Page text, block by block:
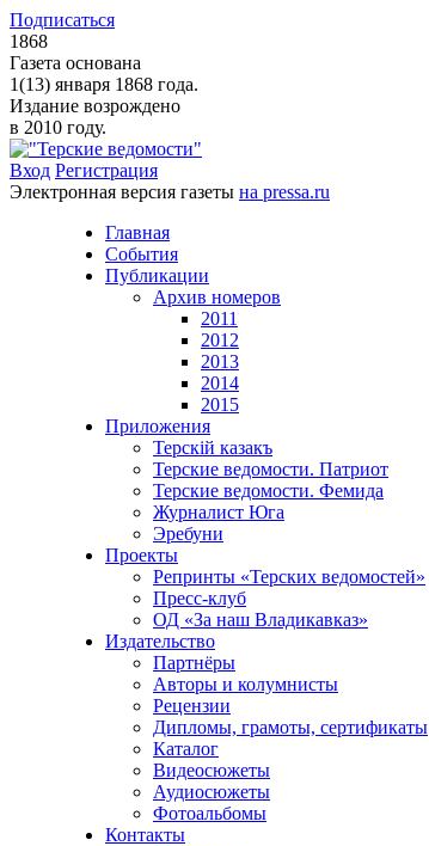
Подписаться
1868
Газета основана
1(13) января 1868 года.
Издание возрождено
в 2010 году.
Вход Регистрация
Электронная версия газеты на pressa.ru
Главная
События
Публикации
Архив номеров
2011
2012
2013
2014
2015
Приложения
Терскiй казакъ
Терские ведомости. Патриот
Терские ведомости. Фемида
Журналист Юга
Эребуни
Проекты
Репринты «Терских ведомостей»
Пресс-клуб
ОД «За наш Владикавказ»
Издательство
Партнёры
Авторы и колумнисты
Рецензии
Дипломы, грамоты, сертификаты
Каталог
Видеосюжеты
Аудиосюжеты
Фотоальбомы
Контакты